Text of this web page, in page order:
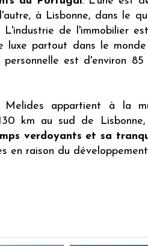
à Lisbonne, dans le
L'industrie de l'immobilier
luxe partout dans le
est d'environ
appartient à la
km au sud de Lisbonne,
verdoyants et sa
en raison du